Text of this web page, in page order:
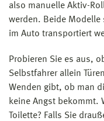
also manuelle Aktiv-
werden. Beide
im Auto transportiert
Probieren Sie es aus,
Selbstfahrer allein
Wenden gibt, ob man
keine Angst bekommt.
Toilette? Falls Sie